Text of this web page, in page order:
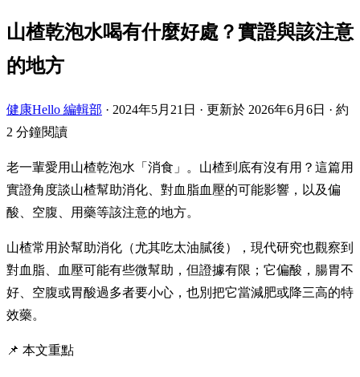
山楂乾泡水喝有什麼好處？實證與該注意
的地方
健康Hello 編輯部 · 2024年5月21日 · 更新於 2026年6月6日 · 約
2 分鐘閱讀
老一輩愛用山楂乾泡水「消食」。山楂到底有沒有用？這篇用
實證角度談山楂幫助消化、對血脂血壓的可能影響，以及偏
酸、空腹、用藥等該注意的地方。
山楂常用於幫助消化（尤其吃太油膩後），現代研究也觀察到
對血脂、血壓可能有些微幫助，但證據有限；它偏酸，腸胃不
好、空腹或胃酸過多者要小心，也別把它當減肥或降三高的特
效藥。
📌 本文重點